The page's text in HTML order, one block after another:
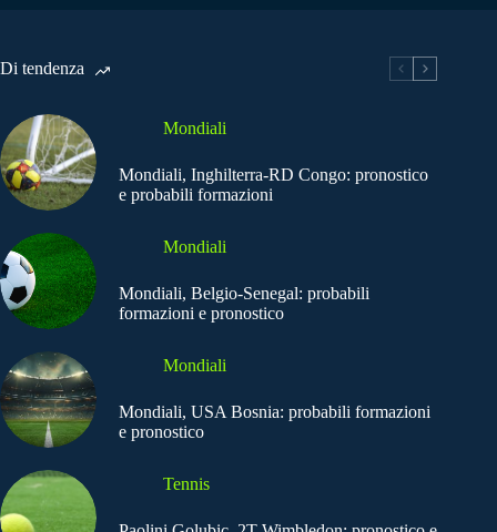
Di tendenza
Mondiali
Mondiali, Inghilterra-RD Congo: pronostico
e probabili formazioni
Mondiali
Mondiali, Belgio-Senegal: probabili
formazioni e pronostico
Mondiali
Mondiali, USA Bosnia: probabili formazioni
e pronostico
Tennis